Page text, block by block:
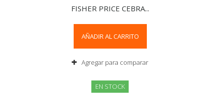
FISHER PRICE CEBRA...
AÑADIR AL CARRITO
Agregar para comparar
EN STOCK